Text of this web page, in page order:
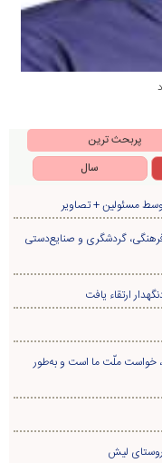
پربحث ترین
سال
مسئولین + تصاویر
گردشگری و صنایع‌دستی
خواست ملّت ما است و به‌طور
روستای لیش